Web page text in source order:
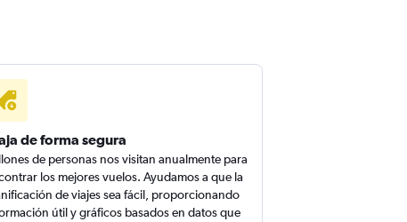
de forma segura
de personas nos visitan anualmente para
los mejores vuelos. Ayudamos a que la
de viajes sea fácil, proporcionando
útil y gráficos basados en datos que